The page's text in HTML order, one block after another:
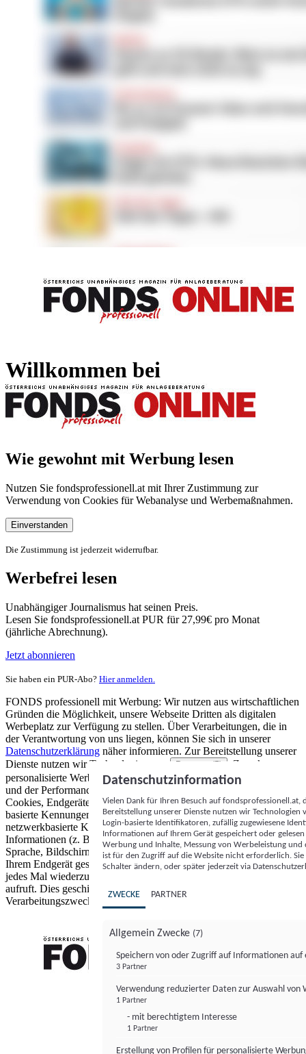
Willkommen bei
Wie gewohnt mit Werbung lesen
Nutzen Sie fondsprofessionell.at mit Ihrer Zustimmung zur
Verwendung von Cookies für Webanalyse und Werbemaßnahmen.
Einverstanden
Die Zustimmung ist jederzeit widerrufbar.
Werbefrei lesen
Unabhängiger Journalismus hat seinen Preis.
Lesen Sie fondsprofessionell.at PUR für 27,99€ pro Monat
(jährliche Abrechnung).
Jetzt abonnieren
Sie haben ein PUR-Abo? Hier anmelden.
FONDS professionell mit Werbung: Wir nutzen aus wirtschaftlichen
Gründen die Möglichkeit, unsere Webseite Dritten als digitalen
Werbeplatz zur Verfügung zu stellen. Über Verarbeitungen, die in
der Verantwortung von uns liegen, können Sie sich in unserer
Datenschutzerklärung näher informieren. Zur Bereitstellung unserer
Dienste nutzen wir Technologien von
Partnern (5)
. Zwecke:
personalisierte Werbung und Inhalte, Messung von Werbeleistung
und der Performance von Inhalten sowie Zielgruppenforschung.
Cookies, Endgeräte- oder ähnliche Online-Kennungen (z. B. login-
basierte Kennungen, zufällig generierte Kennungen,
netzwerkbasierte Kennungen) können zusammen mit anderen
Informationen (z. B. Browsertyp und Browserinformationen,
Sprache, Bildschirmgröße, unterstützte Technologien usw.) auf
Ihrem Endgerät gespeichert oder von dort ausgelesen werden, um es
jedes Mal wiederzuerkennen, wenn es eine App oder einer Webseite
aufruft. Dies geschieht für einen oder mehrere der hier aufgeführten
Verarbeitungszwecke.
Datenschutzinformation
Vielen Dank für Ihren Besuch auf
Bereitstellung unserer Dienste nutzen wir Technologien
Login-basierte Identifikatoren, zufällig zugewiesene
Informationen auf Ihrem Gerät gespeichert oder
Werbung und Inhalte, Messung von Werbeleistung
ist für den Zugriff auf die Website nicht erforderlich.
Schalter ändern, oder später jederzeit via
ZWECKE PARTNER
Allgemein Zwecke (7)
Speichern von oder Zugriff auf Informationen auf
3 Partner
Verwendung reduzierter Daten zur Auswahl von
1 Partner
- mit berechtigtem Interesse
1 Partner
Erstellung von Profilen für personalisierte
FONDS professionell